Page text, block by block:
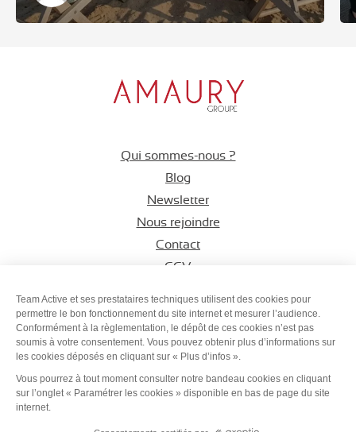
Qui sommes-nous ?
Blog
Newsletter
Nous rejoindre
Contact
CGV
Suivez-nous sur
Suivez-nous
Suivez-
Team Active et ses prestataires techniques utilisent des cookies pour
permettre le bon fonctionnement du site internet et mesurer l’audience.
Conformément à la règlementation, le dépôt de ces cookies n’est pas
soumis à votre consentement. Vous pouvez obtenir plus d’informations sur
les cookies déposés en cliquant sur « Plus d’infos ».
Vous pourrez à tout moment consulter notre bandeau cookies en cliquant
sur l’onglet « Paramétrer les cookies » disponible en bas de page du site
internet.